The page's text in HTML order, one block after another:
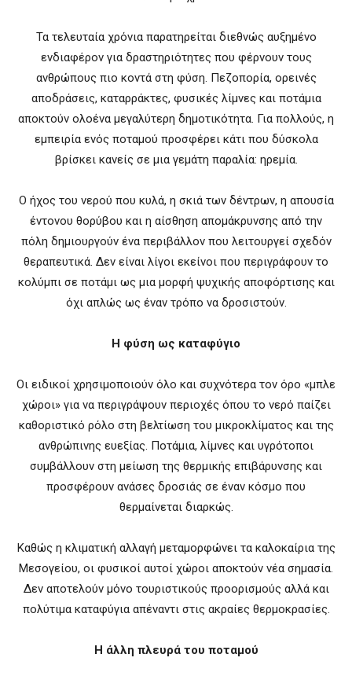
Τα τελευταία χρόνια παρατηρείται διεθνώς αυξημένο
ενδιαφέρον για δραστηριότητες που φέρνουν τους
ανθρώπους πιο κοντά στη φύση. Πεζοπορία, ορεινές
αποδράσεις, καταρράκτες, φυσικές λίμνες και ποτάμια
αποκτούν ολοένα μεγαλύτερη δημοτικότητα. Για πολλούς, η
εμπειρία ενός ποταμού προσφέρει κάτι που δύσκολα
βρίσκει κανείς σε μια γεμάτη παραλία: ηρεμία.
Ο ήχος του νερού που κυλά, η σκιά των δέντρων, η απουσία
έντονου θορύβου και η αίσθηση απομάκρυνσης από την
πόλη δημιουργούν ένα περιβάλλον που λειτουργεί σχεδόν
θεραπευτικά. Δεν είναι λίγοι εκείνοι που περιγράφουν το
κολύμπι σε ποτάμι ως μια μορφή ψυχικής αποφόρτισης και
όχι απλώς ως έναν τρόπο να δροσιστούν.
Η φύση ως καταφύγιο
Οι ειδικοί χρησιμοποιούν όλο και συχνότερα τον όρο «μπλε
χώροι» για να περιγράψουν περιοχές όπου το νερό παίζει
καθοριστικό ρόλο στη βελτίωση του μικροκλίματος και της
ανθρώπινης ευεξίας. Ποτάμια, λίμνες και υγρότοποι
συμβάλλουν στη μείωση της θερμικής επιβάρυνσης και
προσφέρουν ανάσες δροσιάς σε έναν κόσμο που
θερμαίνεται διαρκώς.
Καθώς η κλιματική αλλαγή μεταμορφώνει τα καλοκαίρια της
Μεσογείου, οι φυσικοί αυτοί χώροι αποκτούν νέα σημασία.
Δεν αποτελούν μόνο τουριστικούς προορισμούς αλλά και
πολύτιμα καταφύγια απέναντι στις ακραίες θερμοκρασίες.
Η άλλη πλευρά του ποταμού